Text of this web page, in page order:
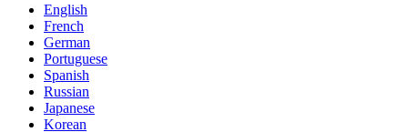
English
French
German
Portuguese
Spanish
Russian
Japanese
Korean